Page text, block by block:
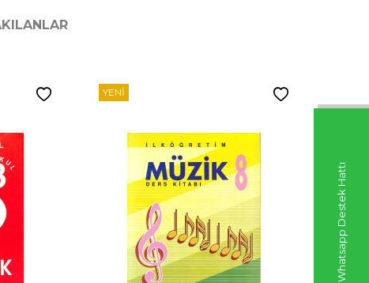
Whatsapp Destek Hattı
YENI